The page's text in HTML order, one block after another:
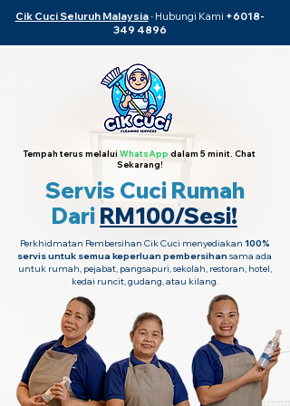
Cik Cuci Seluruh Malaysia· Hubungi Kami +6018-
349 4896
Tempah terus melalui WhatsApp dalam 5 minit. Chat
Sekarang!
Servis Cuci Rumah
Dari RM100/Sesi!
Perkhidmatan Pembersihan Cik Cuci menyediakan 100%
servis untuk semua keperluan pembersihan sama ada
untuk rumah, pejabat, pangsapuri, sekolah, restoran, hotel,
kedai runcit, gudang, atau kilang.